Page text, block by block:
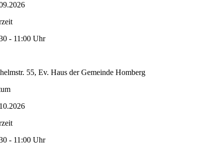
- 11:00 Uhr
55, Ev. Haus der Gemeinde Homberg
- 11:00 Uhr